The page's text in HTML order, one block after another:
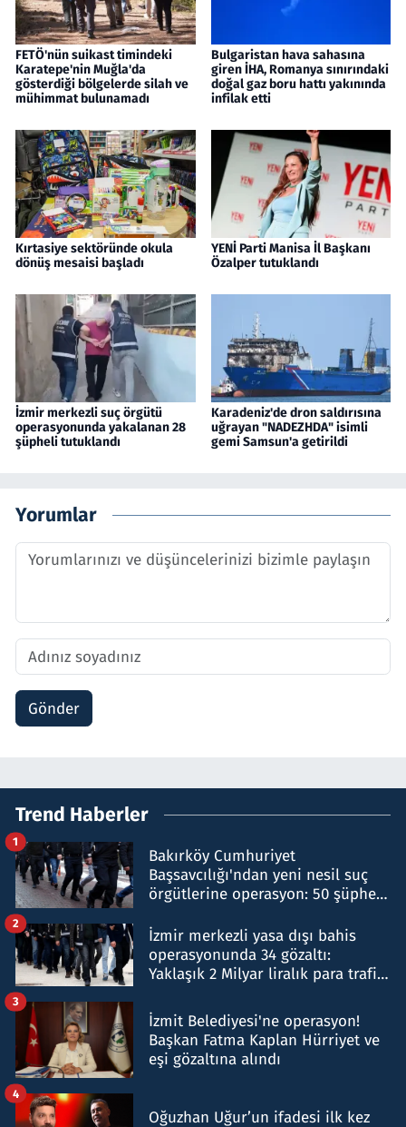
FETÖ'nün suikast timindeki
Karatepe'nin Muğla'da
gösterdiği bölgelerde silah ve
mühimmat bulunamadı
Bulgaristan hava sahasına
giren İHA, Romanya sınırındaki
doğal gaz boru hattı yakınında
infilak etti
Kırtasiye sektöründe okula
dönüş mesaisi başladı
YENİ Parti Manisa İl Başkanı
Özalper tutuklandı
İzmir merkezli suç örgütü
operasyonunda yakalanan 28
şüpheli tutuklandı
Karadeniz'de dron saldırısına
uğrayan "NADEZHDA" isimli
gemi Samsun'a getirildi
Yorumlar
Gönder
Trend Haberler
Bakırköy Cumhuriyet
Başsavcılığı'ndan yeni nesil suç
örgütlerine operasyon: 50 şüpheli
1
İzmir merkezli yasa dışı bahis
operasyonunda 34 gözaltı:
Yaklaşık 2 Milyar liralık para trafiği
2
İzmit Belediyesi'ne operasyon!
Başkan Fatma Kaplan Hürriyet ve
eşi gözaltına alındı
3
Oğuzhan Uğur’un ifadesi ilk kez
4